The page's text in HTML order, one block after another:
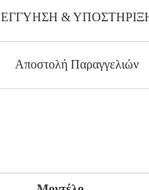
ΕΓΓΥΗΣΗ &
Αποστολή Παραγγελιών